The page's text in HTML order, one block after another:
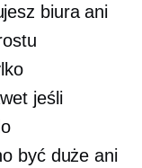
biura ani
jeśli
być duże ani